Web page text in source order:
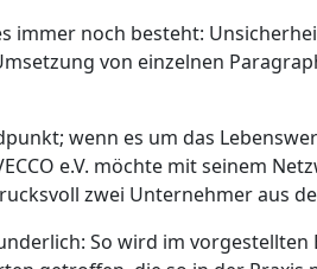
immer noch besteht:
von einzelnen
wenn es um das
e.V. möchte mit seinem
zwei Unternehmer aus
So wird im